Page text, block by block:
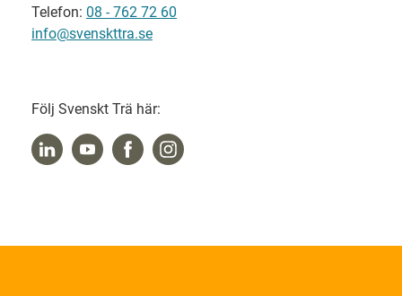
Telefon: 08 - 762 72 60
info@svenskttra.se
Följ Svenskt Trä här: